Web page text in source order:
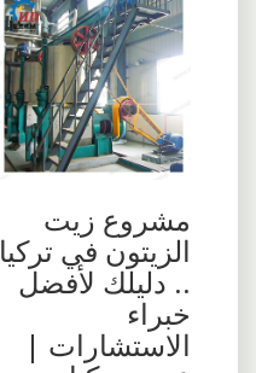
مشروع زيت
الزيتون في تركيا
.. دليلك لأفضل
خبراء
الاستشارات |